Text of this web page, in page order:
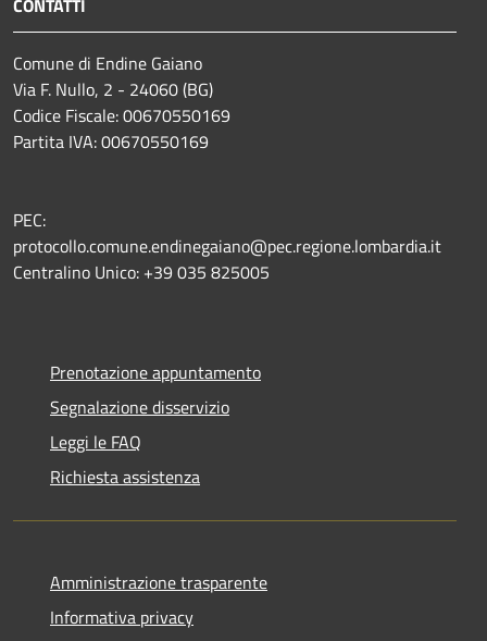
Comune di Endine Gaiano
Via F. Nullo, 2 - 24060 (BG)
Codice Fiscale: 00670550169
Partita IVA: 00670550169
PEC:
protocollo.comune.endinegaiano@pec.regione.lombardia.it
Centralino Unico: +39 035 825005
Prenotazione appuntamento
Segnalazione disservizio
Leggi le FAQ
Richiesta assistenza
Amministrazione trasparente
Informativa privacy